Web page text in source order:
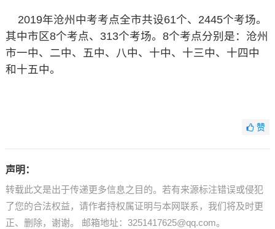
2019年沧州中考考点全市共设61个、2445个考场。
其中市区8个考点、313个考场。8个考点分别是：沧州
市一中、二中、五中、八中、十中、十三中、十四中
和十五中。
赞
声明：
转载此文是出于传递更多信息之目的。若有来源标注错误或侵犯
了您的合法权益，请作者持权属证明与本网联系，我们将及时更
正、删除，谢谢。 邮箱地址：3251417625@qq.com。